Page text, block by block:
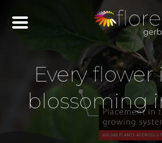
Every flower
blossoming